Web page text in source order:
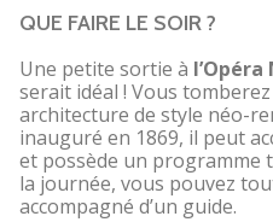
QUE FAIRE LE SOIR ?
Une petite sortie à
serait idéal ! Vous
architecture de style néo-
inauguré en 1869, il peut
et possède un programme
la journée, vous pouvez
accompagné d’un guide.